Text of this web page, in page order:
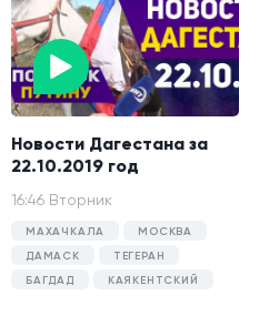
Новости Дагестана за
22.10.2019 год
16:46 Вторник
МАХАЧКАЛА
МОСКВА
ДАМАСК
ТЕГЕРАН
БАГДАД
КАЯКЕНТСКИЙ